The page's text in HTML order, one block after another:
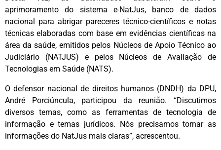
aprimoramento do sistema e-NatJus, banco de dados
nacional para abrigar pareceres técnico-científicos e notas
técnicas elaboradas com base em evidências científicas na
área da saúde, emitidos pelos Núcleos de Apoio Técnico ao
Judiciário (NATJUS) e pelos Núcleos de Avaliação de
Tecnologias em Saúde (NATS).
O defensor nacional de direitos humanos (DNDH) da DPU,
André Porciúncula, participou da reunião. “Discutimos
diversos temas, como as ferramentas de tecnologia de
informação e temas jurídicos. Nós precisamos tornar as
informações do NatJus mais claras”, acrescentou.